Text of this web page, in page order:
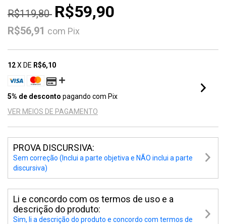
R$119,80 R$59,90
R$56,91 com Pix
12X DE R$6,10
5% de desconto pagando com Pix
VER MEIOS DE PAGAMENTO
PROVA DISCURSIVA:
Sem correção (Inclui a parte objetiva e NÃO inclui a parte
discursiva)
Li e concordo com os termos de uso e a
descrição do produto:
Sim, li a descrição do produto e concordo com termos de